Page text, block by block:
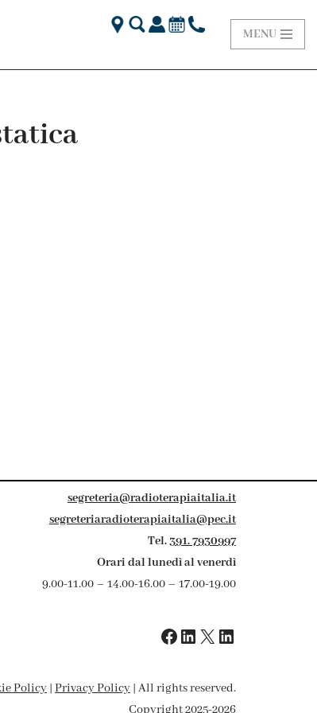
MENU
segreteria@radioterapiaitalia.it
segreteriaradioterapiaitalia@pec.it
Tel.391. 7930997
Orari dal lunedì al venerdì
9.00-11.00 – 14.00-16.00 – 17.00-19.00
Policy | Privacy Policy | All rights reserved.
Copyright 2025-2026